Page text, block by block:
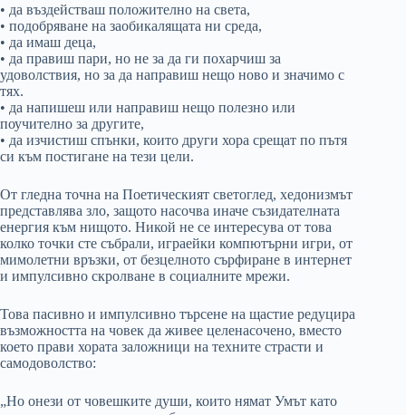
• да въздействаш положително на света,
• подобряване на заобикалящата ни среда,
• да имаш деца,
• да правиш пари, но не за да ги похарчиш за
удоволствия, но за да направиш нещо ново и значимо с
тях.
• да напишеш или направиш нещо полезно или
поучително за другите,
• да изчистиш спънки, които други хора срещат по пътя
си към постигане на тези цели.
От гледна точна на Поетическият светоглед, хедонизмът
представлява зло, защото насочва иначе съзидателната
енергия към нищото. Никой не се интересува от това
колко точки сте събрали, играейки компютърни игри, от
мимолетни връзки, от безцелното сърфиране в интернет
и импулсивно скролване в социалните мрежи.
Това пасивно и импулсивно търсене на щастие редуцира
възможността на човек да живее целенасочено, вместо
което прави хората заложници на техните страсти и
самодоволство:
„Но онези от човешките души, които нямат Умът като